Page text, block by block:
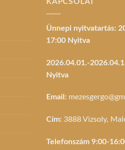
KAPCSOLAT
Ünnepi nyitvatartás:
17:00 Nyitva
2026.04.01.-
Nyitva
Email:
Cím: 3888 Vizsoly,
Telefonszám 9:00-